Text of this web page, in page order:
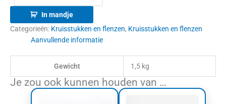
In mandje
Categorieën: Kruisstukken en flenzen, Kruisstukken en flenzen
Aanvullende informatie
Gewicht 1,5 kg
Je zou ook kunnen houden van …